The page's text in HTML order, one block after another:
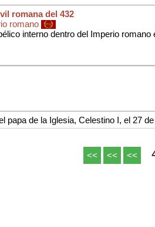
romana del 432
romano
interno dentro del Imperio
papa de la Iglesia, Celestino I, el 27
<< << <<